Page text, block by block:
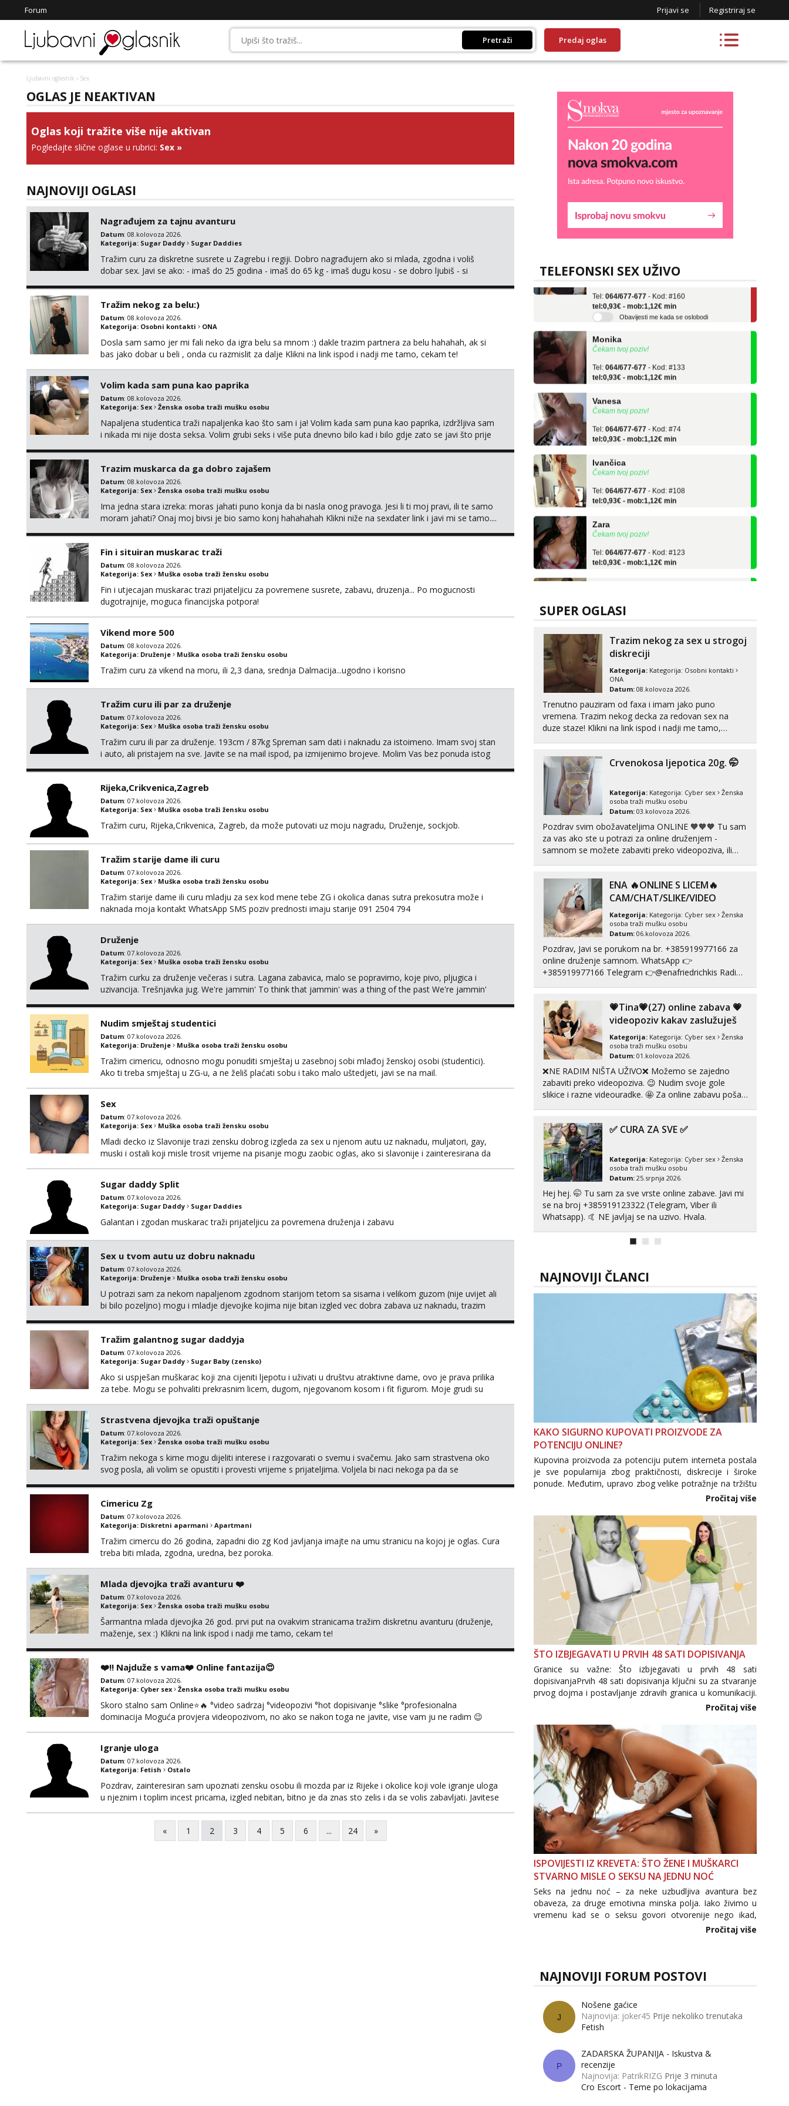
Forum Prijavi se Registriraj se
Pretraži Predaj oglas
Ljubavni oglasnik › Sex
OGLAS JE NEAKTIVAN
Oglas koji tražite više nije aktivan
Pogledajte slične oglase u rubrici: Sex »
NAJNOVIJI OGLASI
Nagrađujem za tajnu avanturu
Datum: 08.kolovoza 2026.
Kategorija: Sugar Daddy Sugar Daddies
Tražim curu za diskretne susrete u Zagrebu i regiji. Dobro nagrađujem ako si mlada, zgodna i voliš
dobar sex. Javi se ako: - imaš do 25 godina - imaš do 65 kg - imaš dugu kosu - se dobro ljubiš - si
Tražim nekog za belu:)
Datum: 08.kolovoza 2026.
Kategorija: Osobni kontakti ONA
Dosla sam samo jer mi fali neko da igra belu sa mnom :) dakle trazim partnera za belu hahahah, ak si
bas jako dobar u beli , onda cu razmislit za dalje Klikni na link ispod i nadji me tamo, cekam te!
Volim kada sam puna kao paprika
Datum: 08.kolovoza 2026.
Kategorija: Sex Ženska osoba traži mušku osobu
Napaljena studentica traži napaljenka kao što sam i ja! Volim kada sam puna kao paprika, izdržljiva sam
i nikada mi nije dosta seksa. Volim grubi seks i više puta dnevno bilo kad i bilo gdje zato se javi što prije
Trazim muskarca da ga dobro zajašem
Datum: 08.kolovoza 2026.
Kategorija: Sex Ženska osoba traži mušku osobu
Ima jedna stara izreka: moras jahati puno konja da bi nasla onog pravoga. Jesi li ti moj pravi, ili te samo
moram jahati? Onaj moj bivsi je bio samo konj hahahahah Klikni niže na sexdater link i javi mi se tamo....
Fin i situiran muskarac traži
Datum: 08.kolovoza 2026.
Kategorija: Sex Muška osoba traži žensku osobu
Fin i utjecajan muskarac trazi prijateljicu za povremene susrete, zabavu, druzenja... Po mogucnosti
dugotrajnije, moguca financijska potpora!
Vikend more 500
Datum: 08.kolovoza 2026.
Kategorija: Druženje Muška osoba traži žensku osobu
Tražim curu za vikend na moru, ili 2,3 dana, srednja Dalmacija...ugodno i korisno
Tražim curu ili par za druženje
Datum: 07.kolovoza 2026.
Kategorija: Sex Muška osoba traži žensku osobu
Tražim curu ili par za druženje. 193cm / 87kg Spreman sam dati i naknadu za istoimeno. Imam svoj stan
i auto, ali pristajem na sve. Javite se na mail ispod, pa izmijenimo brojeve. Molim Vas bez ponuda istog
Rijeka,Crikvenica,Zagreb
Datum: 07.kolovoza 2026.
Kategorija: Sex Muška osoba traži žensku osobu
Tražim curu, Rijeka,Crikvenica, Zagreb, da može putovati uz moju nagradu, Druženje, sockjob.
Tražim starije dame ili curu
Datum: 07.kolovoza 2026.
Kategorija: Sex Muška osoba traži žensku osobu
Tražim starije dame ili curu mladju za sex kod mene tebe ZG i okolica danas sutra prekosutra može i
naknada moja kontakt WhatsApp SMS poziv prednosti imaju starije 091 2504 794
Druženje
Datum: 07.kolovoza 2026.
Kategorija: Sex Muška osoba traži žensku osobu
Tražim curku za druženje večeras i sutra. Lagana zabavica, malo se popravimo, koje pivo, pljugica i
uzivancija. Trešnjavka jug. We're jammin' To think that jammin' was a thing of the past We're jammin'
Nudim smještaj studentici
Datum: 07.kolovoza 2026.
Kategorija: Druženje Muška osoba traži žensku osobu
Tražim cimericu, odnosno mogu ponuditi smještaj u zasebnoj sobi mlađoj ženskoj osobi (studentici).
Ako ti treba smještaj u ZG-u, a ne želiš plaćati sobu i tako malo uštedjeti, javi se na mail.
Sex
Datum: 07.kolovoza 2026.
Kategorija: Sex Muška osoba traži žensku osobu
Mladi decko iz Slavonije trazi zensku dobrog izgleda za sex u njenom autu uz naknadu, muljatori, gay,
muski i ostali koji misle trosit vrijeme na pisanje mogu zaobic oglas, ako si slavonije i zainteresirana da
Sugar daddy Split
Datum: 07.kolovoza 2026.
Kategorija: Sugar Daddy Sugar Daddies
Galantan i zgodan muskarac traži prijateljicu za povremena druženja i zabavu
Sex u tvom autu uz dobru naknadu
Datum: 07.kolovoza 2026.
Kategorija: Druženje Muška osoba traži žensku osobu
U potrazi sam za nekom napaljenom zgodnom starijom tetom sa sisama i velikom guzom (nije uvijet ali
bi bilo pozeljno) mogu i mladje djevojke kojima nije bitan izgled vec dobra zabava uz naknadu, trazim
Tražim galantnog sugar daddyja
Datum: 07.kolovoza 2026.
Kategorija: Sugar Daddy Sugar Baby (zensko)
Ako si uspješan muškarac koji zna cijeniti ljepotu i uživati u društvu atraktivne dame, ovo je prava prilika
za tebe. Mogu se pohvaliti prekrasnim licem, dugom, njegovanom kosom i fit figurom. Moje grudi su
Strastvena djevojka traži opuštanje
Datum: 07.kolovoza 2026.
Kategorija: Sex Ženska osoba traži mušku osobu
Tražim nekoga s kime mogu dijeliti interese i razgovarati o svemu i svačemu. Jako sam strastvena oko
svog posla, ali volim se opustiti i provesti vrijeme s prijateljima. Voljela bi naci nekoga pa da se
Cimericu Zg
Datum: 07.kolovoza 2026.
Kategorija: Diskretni aparmani Apartmani
Tražim cimercu do 26 godina, zapadni dio zg Kod javljanja imajte na umu stranicu na kojoj je oglas. Cura
treba biti mlada, zgodna, uredna, bez poroka.
Mlada djevojka traži avanturu ❤️
Datum: 07.kolovoza 2026.
Kategorija: Sex Ženska osoba traži mušku osobu
Šarmantna mlada djevojka 26 god. prvi put na ovakvim stranicama tražim diskretnu avanturu (druženje,
maženje, sex :) Klikni na link ispod i nadji me tamo, cekam te!
❤️‼️ Najduže s vama❤️ Online fantazija😍
Datum: 07.kolovoza 2026.
Kategorija: Cyber sex Ženska osoba traži mušku osobu
Skoro stalno sam Online⭐🔥 °video sadrzaj °videopozivi °hot dopisivanje °slike °profesionalna
dominacija Moguća provjera videopozivom, no ako se nakon toga ne javite, vise vam ju ne radim 😉
Igranje uloga
Datum: 07.kolovoza 2026.
Kategorija: Fetish Ostalo
Pozdrav, zainteresiran sam upoznati zensku osobu ili mozda par iz Rijeke i okolice koji vole igranje uloga
u njeznim i toplim incest pricama, izgled nebitan, bitno je da znas sto zelis i da se volis zabavljati. Javitese
«
1 2 3 4 5 6 ... 24 »
TELEFONSKI SEX UŽIVO
Kristina
Učiteljica iz predgrađa traži...
tel:0,93€ - mob:1,12€ min
Obavijesti me kada se oslobodi
Čekam tvoj poziv!
064/677-677
tel:0,93€ - mob:1,12€ min
Čekam tvoj poziv!
064/677-677
tel:0,93€ - mob:1,12€ min
Čekam tvoj poziv!
064/677-677
tel:0,93€ - mob:1,12€ min
Čekam tvoj poziv!
064/677-677
tel:0,93€ - mob:1,12€ min
tel:0,93€ - mob:1,12€ min
Kristina
Razgovaram :)
Učiteljica iz predgrađa traži...
064/677-677
tel:0,93€ - mob:1,12€ min
Obavijesti me kada se oslobodi
Monika
Čekam tvoj poziv!
tel:0,93€ - mob:1,12€ min
Vanesa
Čekam tvoj poziv!
Tel: 064/677-677- Kod: #74
tel:0,93€ - mob:1,12€ min
Ivančica
tel:0,93€ - mob:1,12€ min
Zara
Čekam tvoj poziv!
Tel: 064/677-677- Kod: #123
tel:0,93€ - mob:1,12€ min
Anđela
tel:0,93€ - mob:1,12€ min
SUPER OGLASI
Trazim nekog za sex u strogoj
diskreciji
Kategorija: Kategorija: Osobni kontakti
ONA
Datum: 08.kolovoza 2026.
Trenutno pauziram od faxa i imam jako puno
vremena. Trazim nekog decka za redovan sex na
duze staze! Klikni na link ispod i nadji me tamo,
Crvenokosa ljepotica 20g. 🤭
Kategorija: Kategorija: Cyber sex
Ženska
osoba traži mušku osobu
Datum: 03.kolovoza 2026.
Pozdrav svim obožavateljima ONLINE 🧡🧡🧡 Tu sam
za vas ako ste u potrazi za online druženjem -
samnom se možete zabaviti preko videopoziva, ili
tipkanja uz slike i hot line pozive. Za vas sam
pripremila ...
ENA 🔥ONLINE S LICEM🔥
CAM/CHAT/SLIKE/VIDEO
Kategorija: Kategorija: Cyber sex
Ženska
osoba traži mušku osobu
Datum: 06.kolovoza 2026.
Pozdrav, Javi se porukom na br. +385919977166 za
online druženje samnom. WhatsApp 👉
+385919977166 Telegram 👉@enafriedrichkis Radim
štikle, samostojeće itd. Nudim svakakva videa seksa,
puš...
💗Tina💗(27) online zabava 💗
videopoziv kakav zaslužuješ
Kategorija: Kategorija: Cyber sex
Ženska
osoba traži mušku osobu
Datum: 01.kolovoza 2026.
❌NE RADIM NIŠTA UŽIVO❌ Možemo se zajedno
zabaviti preko videopoziva. 😉 Nudim svoje gole
slikice i razne videouradke. 🤩 Za online zabavu pošalji
vidjeti na videopozivu. 😉 S vama sam vec 5 ...
✅ CURA ZA SVE ✅
Kategorija: Kategorija: Cyber sex
Ženska
osoba traži mušku osobu
Datum: 25.srpnja 2026.
Hej hej. 🤭 Tu sam za sve vrste online zabave. Javi mi
se na broj +385919123322 (Telegram, Viber ili
Whatsapp). 🤙 NE javljaj se na uzivo. Hvala.
NAJNOVIJI ČLANCI
KAKO SIGURNO KUPOVATI PROIZVODE ZA
POTENCIJU ONLINE?
Kupovina proizvoda za potenciju putem interneta postala
je sve popularnija zbog praktičnosti, diskrecije i široke
ponude. Međutim, upravo zbog velike potražnje na tržištu
se pojavljuju i brojni krivotvoreni proizvodi, nepouzdane
internetske trgovine te proizvodi nepoznatog podrijetla. ...
Pročitaj više
ŠTO IZBJEGAVATI U PRVIH 48 SATI DOPISIVANJA
Granice su važne: Što izbjegavati u prvih 48 sati
dopisivanjaPrvih 48 sati dopisivanja ključni su za stvaranje
prvog dojma i postavljanje zdravih granica u komunikaciji.
Važno je izbjeći prebrzo otkrivanje osobnih ili intimnih
informacija, jer nepoznata osoba još nije zaslužila to
povjerenje. Takođe...
Pročitaj više
ISPOVIJESTI IZ KREVETA: ŠTO ŽENE I MUŠKARCI
STVARNO MISLE O SEKSU NA JEDNU NOĆ
Seks na jednu noć – za neke uzbudljiva avantura bez
obaveza, za druge emotivna minska polja. Iako živimo u
vremenu kad se o seksu govori otvorenije nego ikad,
tema „jedne noći strasti“ i dalje izaziva burne rasprave. Što
Pročitaj više
NAJNOVIJI FORUM POSTOVI
J
Nošene gaćice
Najnovija: joker45 Prije nekoliko trenutaka
Fetish
P
ZADARSKA ŽUPANIJA - Iskustva &
recenzije
Najnovija: PatrikRIZG Prije 3 minuta
Cro Escort - Teme po lokacijama